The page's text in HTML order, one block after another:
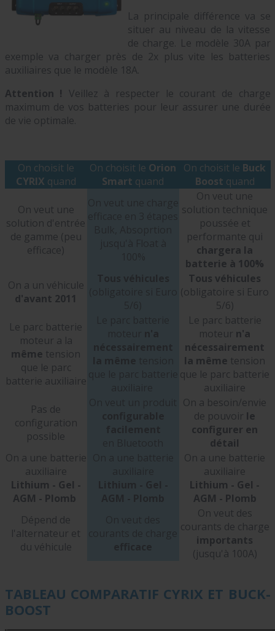
La principale différence va se
situer au niveau de la vitesse
de charge. Le modèle 30A par
exemple va charger près de 2x plus vite les batteries
auxiliaires que le modèle 18A.
Attention ! Veillez à respecter le courant de charge
maximum de vos batteries pour leur assurer une durée
de vie optimale.
On choisit le
CYRIX quand
On choisit le Orion
Smart quand
On choisit le Buck
Boost quand
On veut une
solution d'entrée
de gamme (peu
efficace)
On veut une
solution technique
poussée et
performante qui
chargera la
batterie à 100%
On a un véhicule
d'avant 2011
Tous véhicules
(obligatoire si Euro
5/6)
Le parc batterie
moteur a la
même tension
que le parc
batterie auxiliaire
Le parc batterie
moteur n'a
nécessairement
la même tension
que le parc batterie
auxiliaire
Pas de
configuration
possible
On a besoin/envie
de pouvoir le
configurer en
détail
On a une batterie
auxiliaire
Lithium - Gel -
AGM - Plomb
On a une batterie
auxiliaire
Lithium - Gel -
AGM - Plomb
Dépend de
l'alternateur et
du véhicule
On veut des
courants de charge
importants
(jusqu'à 100A)
TABLEAU COMPARATIF CYRIX ET BUCK-
BOOST